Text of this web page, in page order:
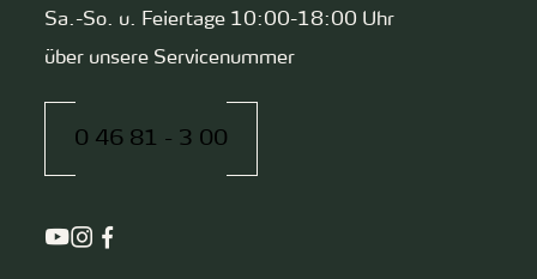
Sa.-So. u. Feiertage 10:00-18:00 Uhr
über unsere Servicenummer
0 46 81 - 3 00